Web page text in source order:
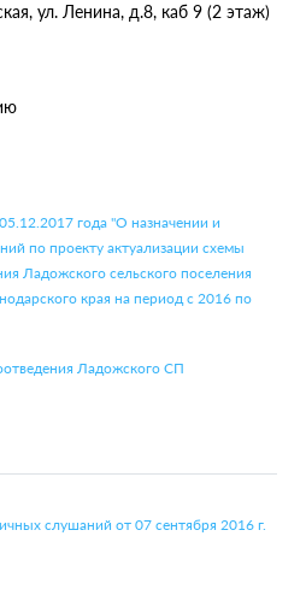
ул. Ленина, д.8, каб 9 (2 этаж)
года "О назначении и
по проекту актуализации схемы
Ладожского сельского поселения
края на период с 2016 по
Ладожского СП
слушаний от 07 сентября 2016 г.